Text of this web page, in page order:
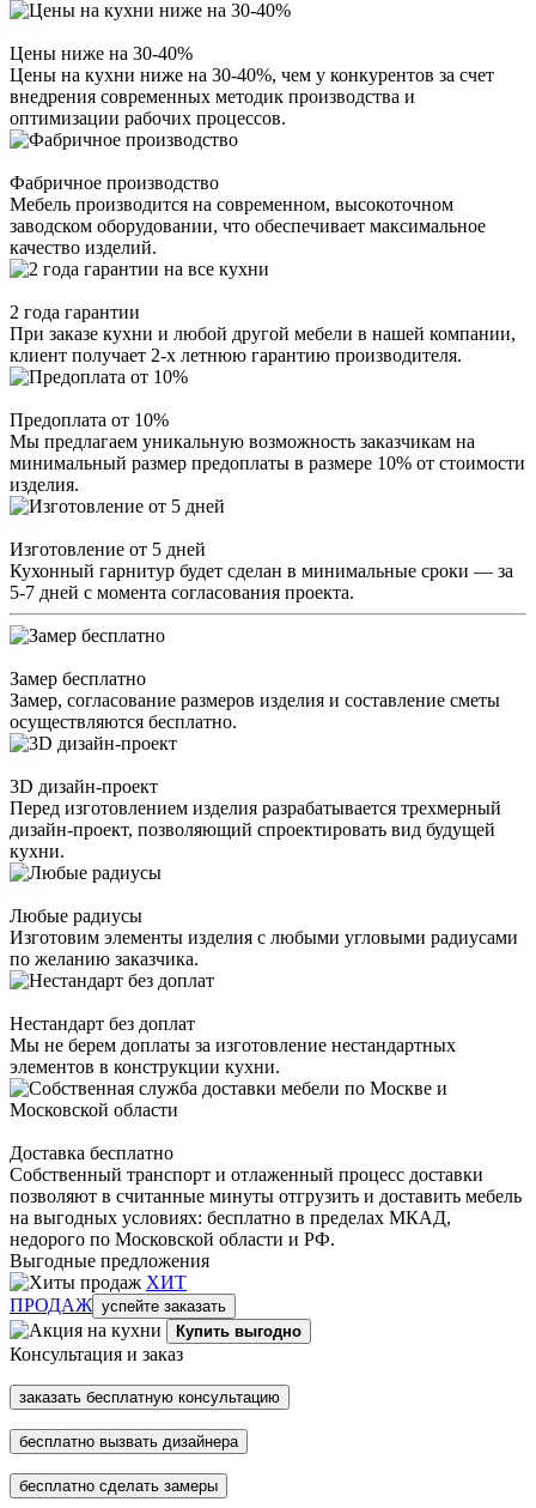
Цены ниже на 30-40%
Цены на кухни ниже на 30-40%, чем у конкурентов за счет
внедрения современных методик производства и
оптимизации рабочих процессов.
Фабричное производство
Мебель производится на современном, высокоточном
заводском оборудовании, что обеспечивает максимальное
качество изделий.
2 года гарантии
При заказе кухни и любой другой мебели в нашей компании,
клиент получает 2-х летнюю гарантию производителя.
Предоплата от 10%
Мы предлагаем уникальную возможность заказчикам на
минимальный размер предоплаты в размере 10% от стоимости
изделия.
Изготовление от 5 дней
Кухонный гарнитур будет сделан в минимальные сроки — за
5-7 дней с момента согласования проекта.
Замер бесплатно
Замер, согласование размеров изделия и составление сметы
осуществляются бесплатно.
3D дизайн-проект
Перед изготовлением изделия разрабатывается трехмерный
дизайн-проект, позволяющий спроектировать вид будущей
кухни.
Любые радиусы
Изготовим элементы изделия с любыми угловыми радиусами
по желанию заказчика.
Нестандарт без доплат
Мы не берем доплаты за изготовление нестандартных
элементов в конструкции кухни.
Доставка бесплатно
Собственный транспорт и отлаженный процесс доставки
позволяют в считанные минуты отгрузить и доставить мебель
на выгодных условиях: бесплатно в пределах МКАД,
недорого по Московской области и РФ.
Выгодные предложения
ХИТ
ПРОДАЖ успейте заказать
Купить выгодно
Консультация и заказ
заказать бесплатную консультацию
бесплатно вызвать дизайнера
бесплатно сделать замеры